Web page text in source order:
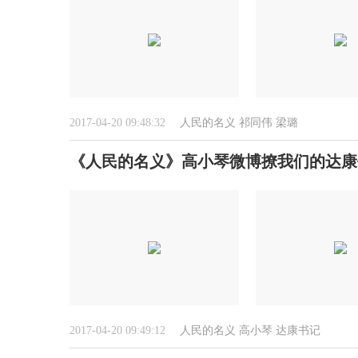
2017-04-20 09:48:32 人民的名义 祁同伟 梁璐
《人民的名义》高小琴微博撩我们的达
2017-04-20 09:49:12 人民的名义 高小琴 达康书记